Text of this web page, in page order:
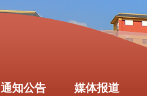
通知公告 媒体报道